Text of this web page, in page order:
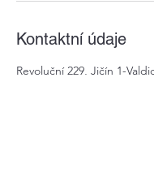
Kontaktní údaje
Revoluční 229, Jičín 1-